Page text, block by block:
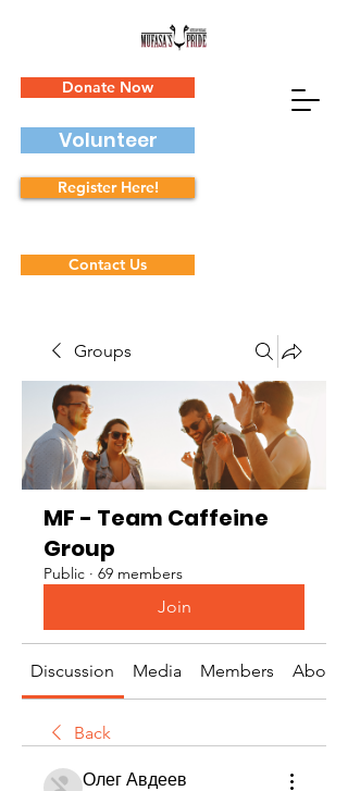
Donate Now
Volunteer
Register Here!
Contact Us
Groups
MF - Team Caffeine
Group
Public · 69 members
Join
Discussion Media Members About
Back
Олег Авдеев